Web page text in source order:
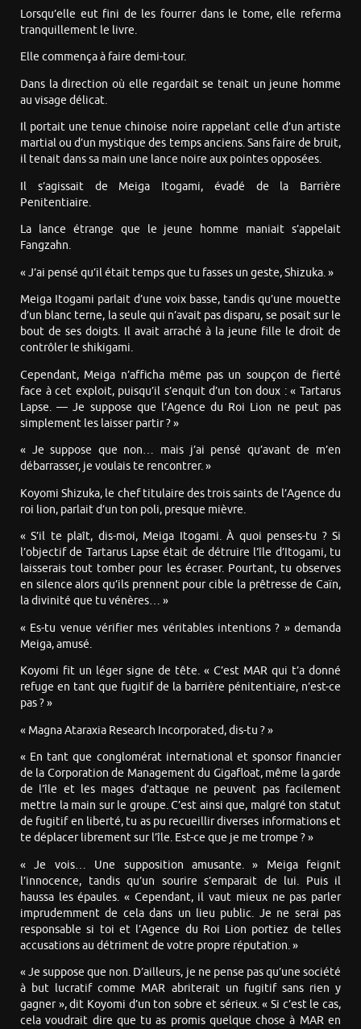
Lorsqu’elle eut fini de les fourrer dans le tome, elle referma
tranquillement le livre.
Elle commença à faire demi-tour.
Dans la direction où elle regardait se tenait un jeune homme
au visage délicat.
Il portait une tenue chinoise noire rappelant celle d’un artiste
martial ou d’un mystique des temps anciens. Sans faire de bruit,
il tenait dans sa main une lance noire aux pointes opposées.
Il s’agissait de Meiga Itogami, évadé de la Barrière
Penitentiaire.
La lance étrange que le jeune homme maniait s’appelait
Fangzahn.
« J’ai pensé qu’il était temps que tu fasses un geste, Shizuka. »
Meiga Itogami parlait d’une voix basse, tandis qu’une mouette
d’un blanc terne, la seule qui n’avait pas disparu, se posait sur le
bout de ses doigts. Il avait arraché à la jeune fille le droit de
contrôler le shikigami.
Cependant, Meiga n’afficha même pas un soupçon de fierté
face à cet exploit, puisqu’il s’enquit d’un ton doux : « Tartarus
Lapse. — Je suppose que l’Agence du Roi Lion ne peut pas
simplement les laisser partir ? »
« Je suppose que non… mais j’ai pensé qu’avant de m’en
débarrasser, je voulais te rencontrer. »
Koyomi Shizuka, le chef titulaire des trois saints de l’Agence du
roi lion, parlait d’un ton poli, presque mièvre.
« S’il te plaît, dis-moi, Meiga Itogami. À quoi penses-tu ? Si
l’objectif de Tartarus Lapse était de détruire l’île d’Itogami, tu
laisserais tout tomber pour les écraser. Pourtant, tu observes
en silence alors qu’ils prennent pour cible la prêtresse de Caïn,
la divinité que tu vénères… »
« Es-tu venue vérifier mes véritables intentions ? » demanda
Meiga, amusé.
Koyomi fit un léger signe de tête. « C’est MAR qui t’a donné
refuge en tant que fugitif de la barrière pénitentiaire, n’est-ce
pas ? »
« Magna Ataraxia Research Incorporated, dis-tu ? »
« En tant que conglomérat international et sponsor financier
de la Corporation de Management du Gigafloat, même la garde
de l’île et les mages d’attaque ne peuvent pas facilement
mettre la main sur le groupe. C’est ainsi que, malgré ton statut
de fugitif en liberté, tu as pu recueillir diverses informations et
te déplacer librement sur l’île. Est-ce que je me trompe ? »
« Je vois… Une supposition amusante. » Meiga feignit
l’innocence, tandis qu’un sourire s’emparait de lui. Puis il
haussa les épaules. « Cependant, il vaut mieux ne pas parler
imprudemment de cela dans un lieu public. Je ne serai pas
responsable si toi et l’Agence du Roi Lion portiez de telles
accusations au détriment de votre propre réputation. »
« Je suppose que non. D’ailleurs, je ne pense pas qu’une société
à but lucratif comme MAR abriterait un fugitif sans rien y
gagner », dit Koyomi d’un ton sobre et sérieux. « Si c’est le cas,
cela voudrait dire que tu as promis quelque chose à MAR en